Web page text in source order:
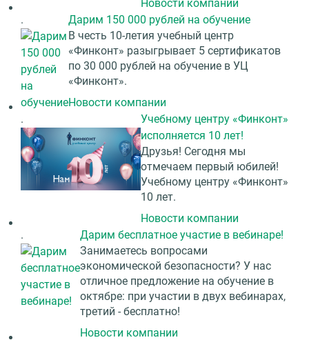
Новости компании
.
Дарим 150 000 рублей на обучение
В честь 10-летия учебный центр
«Финконт» разыгрывает 5 сертификатов
по 30 000 рублей на обучение в УЦ
«Финконт».
Новости компании
.
Учебному центру «Финконт»
исполняется 10 лет!
Друзья! Сегодня мы
отмечаем первый юбилей!
Учебному центру «Финконт»
10 лет.
Новости компании
.
Дарим бесплатное участие в вебинаре!
Занимаетесь вопросами
экономической безопасности? У нас
отличное предложение на обучение в
октябре: при участии в двух вебинарах,
третий - бесплатно!
Новости компании